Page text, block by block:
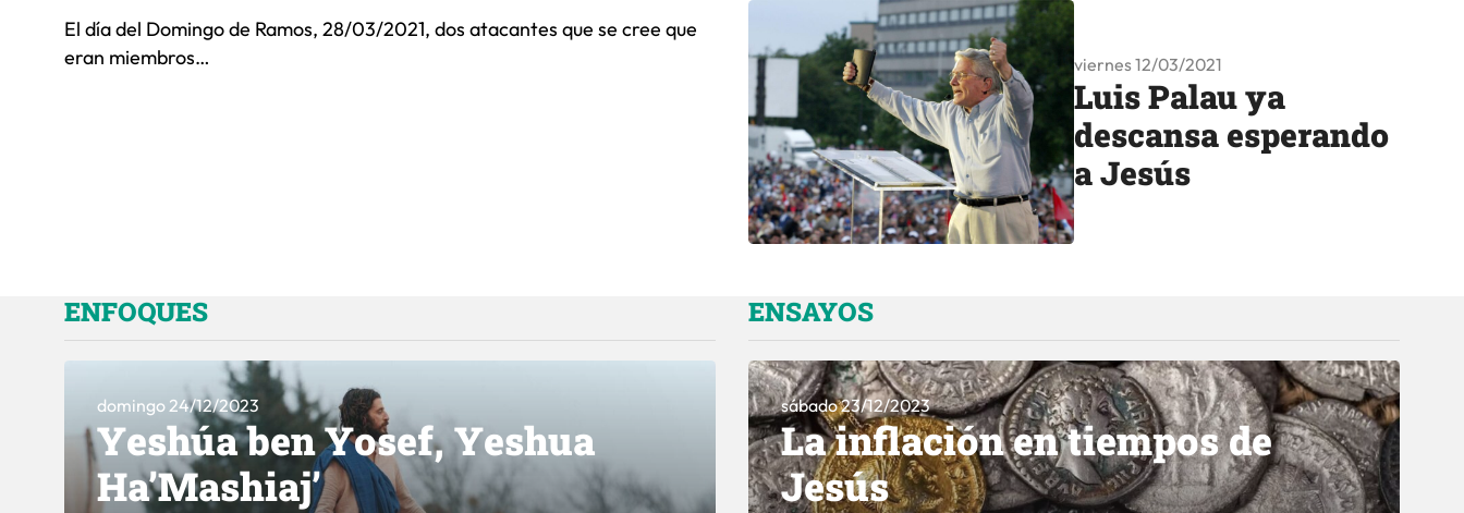
El día del Domingo de Ramos, 28/03/2021, dos atacantes que se cree que
eran miembros…
viernes 12/03/2021
Luis Palau ya
descansa esperando
a Jesús
ENFOQUES
domingo 24/12/2023
Yeshúa ben Yosef, Yeshua
Ha’Mashiaj’
ENSAYOS
sábado 23/12/2023
La inflación en tiempos de
Jesús